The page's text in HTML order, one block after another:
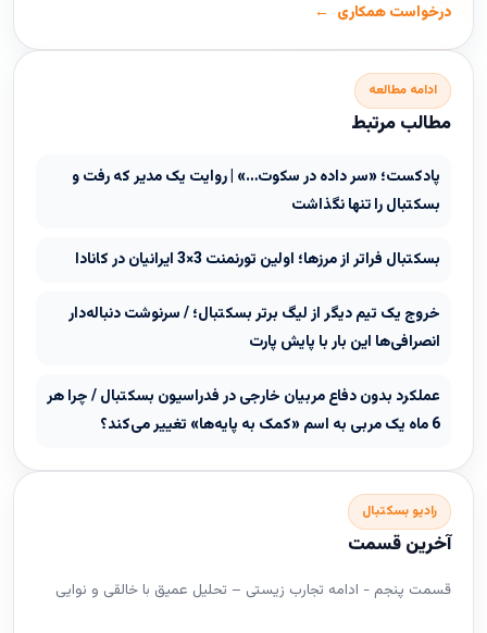
درخواست همکاری
ادامه مطالعه
مطالب مرتبط
پادکست؛ «سر داده در سکوت…» | روایت یک مدیر که رفت و
بسکتبال را تنها نگذاشت
بسکتبال فراتر از مرزها؛ اولین تورنمنت 3×3 ایرانیان در کانادا
خروج یک تیم دیگر از لیگ برتر بسکتبال؛ / سرنوشت دنباله‌دار
انصرافی‌ها این بار با پایش پارت
عملکرد بدون دفاع مربیان خارجی در فدراسیون بسکتبال / چرا هر
6 ماه یک مربی به اسم «کمک به پایه‌ها» تغییر می‌کند؟
رادیو بسکتبال
آخرین قسمت
قسمت پنجم - ادامه تجارب زیستی – تحلیل عمیق با خالقی و نوایی